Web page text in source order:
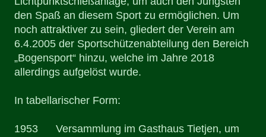
den Spaß an diesem Sport zu ermöglichen. Um
noch attraktiver zu sein, gliedert der Verein am
6.4.2005 der Sportschützenabteilung den Bereich
„Bogensport“ hinzu, welche im Jahre 2018
allerdings aufgelöst wurde.
In tabellarischer Form:
1953 Versammlung im Gasthaus Tietjen, um